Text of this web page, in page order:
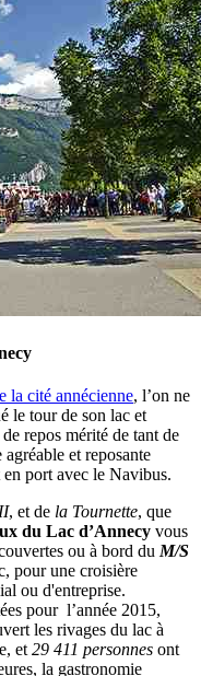
la cité annécienne, l’on ne
le tour de son lac et
repos mérité de tant de
agréable et reposante
port avec le Navibus.
, et de la Tournette, que
du Lac d’Annecy vous
ou à bord du M/S
pour une croisière
ou d'entreprise.
pour l’année 2015,
les rivages du lac à
et 29 411 personnes ont
la gastronomie